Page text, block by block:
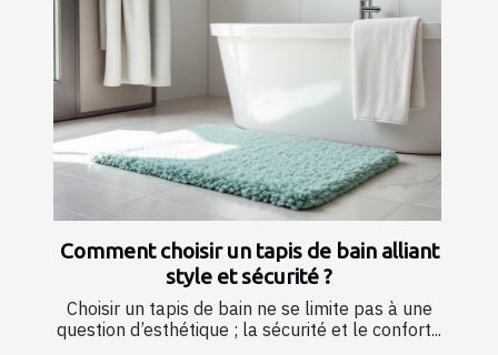
Comment choisir un tapis de bain alliant
style et sécurité ?
Choisir un tapis de bain ne se limite pas à une
question d’esthétique ; la sécurité et le confort...